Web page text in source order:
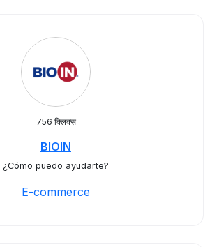
756 क्लिक्स
BIOIN
¿Cómo puedo ayudarte?
E-commerce